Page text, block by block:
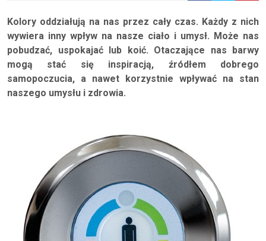
Kolory oddziałują na nas przez cały czas. Każdy z nich
wywiera inny wpływ na nasze ciało i umysł. Może nas
pobudzać, uspokajać lub koić. Otaczające nas barwy
mogą stać się inspiracją, źródłem dobrego
samopoczucia, a nawet korzystnie wpływać na stan
naszego umysłu i zdrowia.